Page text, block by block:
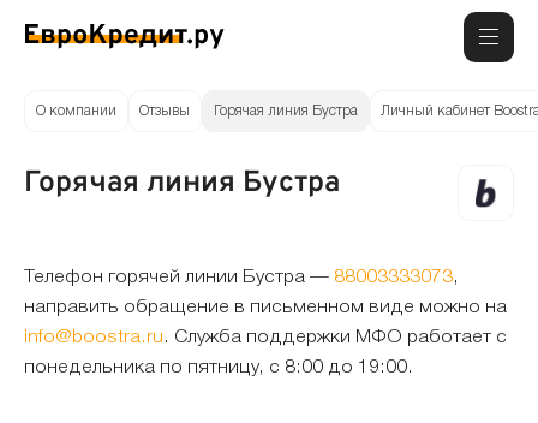
О компании Отзывы Горячая линия Бустра Личный кабинет
Горячая линия Бустра
Телефон горячей линии Бустра — 88003333073,
направить обращение в письменном виде можно на
info@boostra.ru . Служба поддержки МФО работает с
понедельника по пятницу, с 8:00 до 19:00.